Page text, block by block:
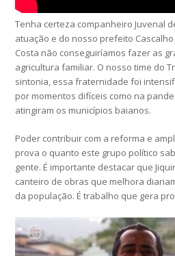
Tenha certeza companheiro Juvenal
atuação e do nosso prefeito
Costa não conseguiríamos fazer as
agricultura familiar. O nosso time do
sintonia, essa fraternidade foi
por momentos difíceis como na
atingiram os municípios baianos.
Poder contribuir com a reforma e
prova o quanto este grupo político
gente. É importante destacar que
canteiro de obras que melhora
da população. É trabalho que gera